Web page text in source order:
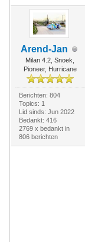
Arend-Jan
Milan 4.2, Snoek,
Pioneer, Hurricane
Berichten: 804
Topics: 1
Lid sinds: Jun 2022
Bedankt: 416
2769 x bedankt in
806 berichten